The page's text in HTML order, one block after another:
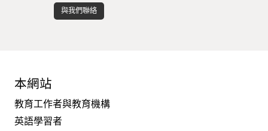
與我們聯絡
本網站
教育工作者與教育機構
英語學習者